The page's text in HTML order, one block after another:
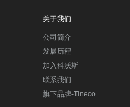
关于我们
公司简介
发展历程
加入科沃斯
联系我们
旗下品牌-Tineco